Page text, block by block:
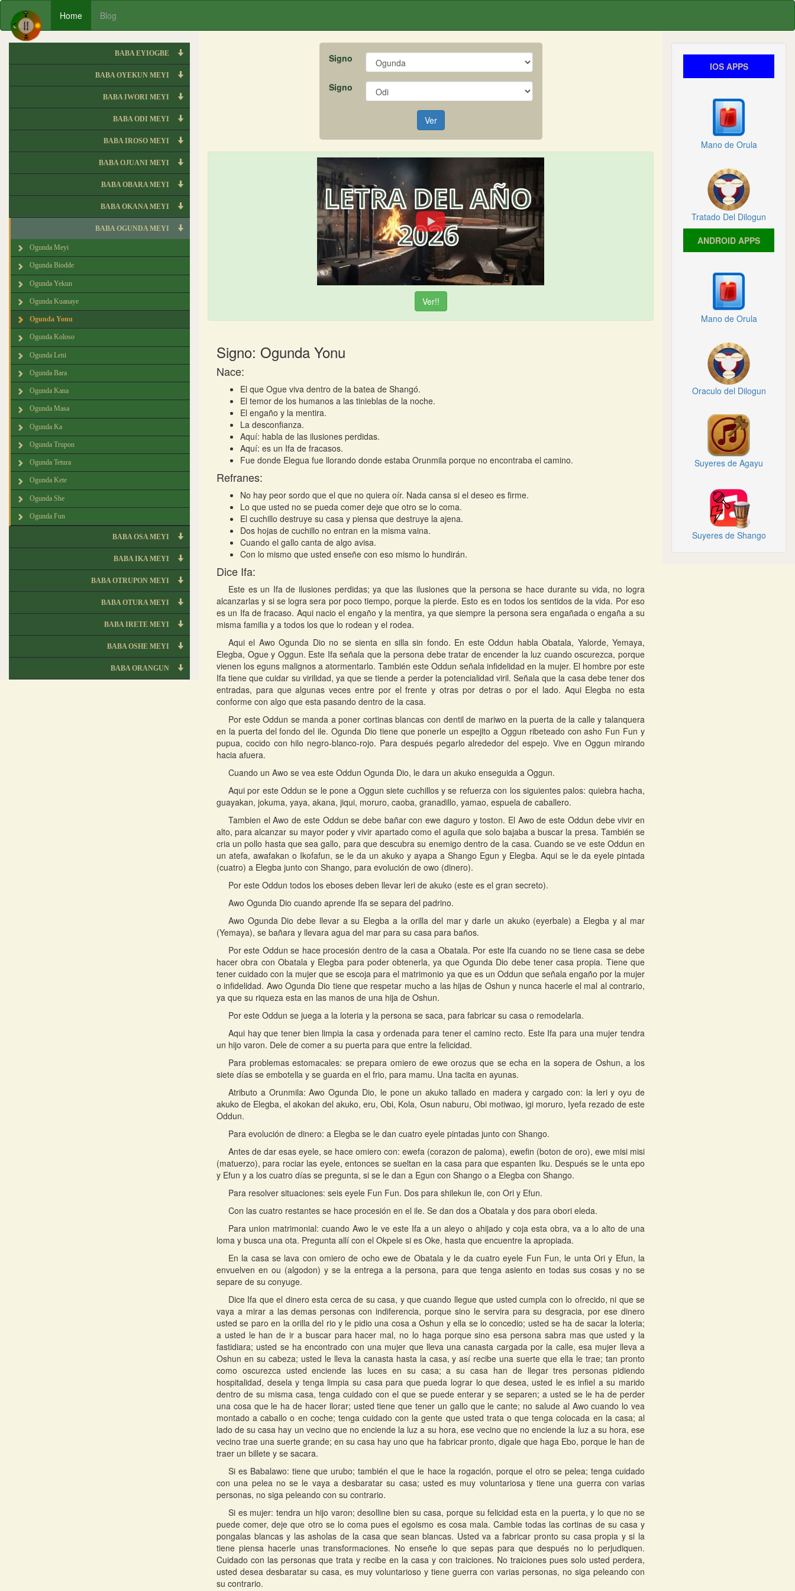
Home Blog
BABA EYIOGBE
BABA OYEKUN MEYI
BABA IWORI MEYI
BABA ODI MEYI
BABA IROSO MEYI
BABA OJUANI MEYI
BABA OBARA MEYI
BABA OKANA MEYI
BABA OGUNDA MEYI
Ogunda Meyi
Ogunda Biodde
Ogunda Yekun
Ogunda Kuanaye
Ogunda Yonu
Ogunda Koloso
Ogunda Leni
Ogunda Bara
Ogunda Kana
Ogunda Masa
Ogunda Ka
Ogunda Trupon
Ogunda Tetura
Ogunda Kete
Ogunda She
Ogunda Fun
BABA OSA MEYI
BABA IKA MEYI
BABA OTRUPON MEYI
BABA OTURA MEYI
BABA IRETE MEYI
BABA OSHE MEYI
BABA ORANGUN
Signo
Signo
Ver
Ver!!
Signo: Ogunda Yonu
Nace:
El que Ogue viva dentro de la batea de Shangó.
El temor de los humanos a las tinieblas de la noche.
El engaño y la mentira.
La desconfianza.
Aquí: habla de las ilusiones perdidas.
Aquí: es un Ifa de fracasos.
Fue donde Elegua fue llorando donde estaba Orunmila porque no encontraba el camino.
Refranes:
No hay peor sordo que el que no quiera oír. Nada cansa si el deseo es firme.
Lo que usted no se pueda comer deje que otro se lo coma.
El cuchillo destruye su casa y piensa que destruye la ajena.
Dos hojas de cuchillo no entran en la misma vaina.
Cuando el gallo canta de algo avisa.
Con lo mismo que usted enseñe con eso mismo lo hundirán.
Dice Ifa:
Este es un Ifa de ilusiones perdidas; ya que las ilusiones que la persona se hace durante su vida, no logra
alcanzarlas y si se logra sera por poco tiempo, porque la pierde. Esto es en todos los sentidos de la vida. Por eso
es un Ifa de fracaso. Aqui nacio el engaño y la mentira, ya que siempre la persona sera engañada o engaña a su
misma familia y a todos los que lo rodean y el rodea.
Aqui el Awo Ogunda Dio no se sienta en silla sin fondo. En este Oddun habla Obatala, Yalorde, Yemaya,
Elegba, Ogue y Oggun. Este Ifa señala que la persona debe tratar de encender la luz cuando oscurezca, porque
vienen los eguns malignos a atormentarlo. También este Oddun señala infidelidad en la mujer. El hombre por este
Ifa tiene que cuidar su virilidad, ya que se tiende a perder la potencialidad viril. Señala que la casa debe tener dos
entradas, para que algunas veces entre por el frente y otras por detras o por el lado. Aqui Elegba no esta
conforme con algo que esta pasando dentro de la casa.
Por este Oddun se manda a poner cortinas blancas con dentil de mariwo en la puerta de la calle y talanquera
en la puerta del fondo del ile. Ogunda Dio tiene que ponerle un espejito a Oggun ribeteado con asho Fun Fun y
pupua, cocido con hilo negro-blanco-rojo. Para después pegarlo alrededor del espejo. Vive en Oggun mirando
hacia afuera.
Cuando un Awo se vea este Oddun Ogunda Dio, le dara un akuko enseguida a Oggun.
Aqui por este Oddun se le pone a Oggun siete cuchillos y se refuerza con los siguientes palos: quiebra hacha,
guayakan, jokuma, yaya, akana, jiqui, moruro, caoba, granadillo, yamao, espuela de caballero.
Tambien el Awo de este Oddun se debe bañar con ewe daguro y toston. El Awo de este Oddun debe vivir en
alto, para alcanzar su mayor poder y vivir apartado como el aguila que solo bajaba a buscar la presa. También se
cria un pollo hasta que sea gallo, para que descubra su enemigo dentro de la casa. Cuando se ve este Oddun en
un atefa, awafakan o Ikofafun, se le da un akuko y ayapa a Shango Egun y Elegba. Aqui se le da eyele pintada
(cuatro) a Elegba junto con Shango, para evolución de owo (dinero).
Por este Oddun todos los eboses deben llevar leri de akuko (este es el gran secreto).
Awo Ogunda Dio cuando aprende Ifa se separa del padrino.
Awo Ogunda Dio debe llevar a su Elegba a la orilla del mar y darle un akuko (eyerbale) a Elegba y al mar
(Yemaya), se bañara y llevara agua del mar para su casa para baños.
Por este Oddun se hace procesión dentro de la casa a Obatala. Por este Ifa cuando no se tiene casa se debe
hacer obra con Obatala y Elegba para poder obtenerla, ya que Ogunda Dio debe tener casa propia. Tiene que
tener cuidado con la mujer que se escoja para el matrimonio ya que es un Oddun que señala engaño por la mujer
o infidelidad. Awo Ogunda Dio tiene que respetar mucho a las hijas de Oshun y nunca hacerle el mal al contrario,
ya que su riqueza esta en las manos de una hija de Oshun.
Por este Oddun se juega a la loteria y la persona se saca, para fabricar su casa o remodelarla.
Aqui hay que tener bien limpia la casa y ordenada para tener el camino recto. Este Ifa para una mujer tendra
un hijo varon. Dele de comer a su puerta para que entre la felicidad.
Para problemas estomacales: se prepara omiero de ewe orozus que se echa en la sopera de Oshun, a los
siete días se embotella y se guarda en el frio, para mamu. Una tacita en ayunas.
Atributo a Orunmila: Awo Ogunda Dio, le pone un akuko tallado en madera y cargado con: la leri y oyu de
akuko de Elegba, el akokan del akuko, eru, Obi, Kola, Osun naburu, Obi motiwao, igi moruro, Iyefa rezado de este
Oddun.
Para evolución de dinero: a Elegba se le dan cuatro eyele pintadas junto con Shango.
Antes de dar esas eyele, se hace omiero con: ewefa (corazon de paloma), ewefin (boton de oro), ewe misi misi
(matuerzo), para rociar las eyele, entonces se sueltan en la casa para que espanten Iku. Después se le unta epo
y Efun y a los cuatro días se pregunta, si se le dan a Egun con Shango o a Elegba con Shango.
Para resolver situaciones: seis eyele Fun Fun. Dos para shilekun ile, con Ori y Efun.
Con las cuatro restantes se hace procesión en el ile. Se dan dos a Obatala y dos para obori eleda.
Para union matrimonial: cuando Awo le ve este Ifa a un aleyo o ahijado y coja esta obra, va a lo alto de una
loma y busca una ota. Pregunta allí con el Okpele si es Oke, hasta que encuentre la apropiada.
En la casa se lava con omiero de ocho ewe de Obatala y le da cuatro eyele Fun Fun, le unta Ori y Efun, la
envuelven en ou (algodon) y se la entrega a la persona, para que tenga asiento en todas sus cosas y no se
separe de su conyuge.
Dice Ifa que el dinero esta cerca de su casa, y que cuando llegue que usted cumpla con lo ofrecido, ni que se
vaya a mirar a las demas personas con indiferencia, porque sino le servira para su desgracia, por ese dinero
usted se paro en la orilla del rio y le pidio una cosa a Oshun y ella se lo concedio; usted se ha de sacar la loteria;
a usted le han de ir a buscar para hacer mal, no lo haga porque sino esa persona sabra mas que usted y la
fastidiara; usted se ha encontrado con una mujer que lleva una canasta cargada por la calle, esa mujer lleva a
Oshun en su cabeza; usted le lleva la canasta hasta la casa, y así recibe una suerte que ella le trae; tan pronto
como oscurezca usted enciende las luces en su casa; a su casa han de llegar tres personas pidiendo
hospitalidad, desela y tenga limpia su casa para que pueda lograr lo que desea, usted le es infiel a su marido
dentro de su misma casa, tenga cuidado con el que se puede enterar y se separen; a usted se le ha de perder
una cosa que le ha de hacer llorar; usted tiene que tener un gallo que le cante; no salude al Awo cuando lo vea
montado a caballo o en coche; tenga cuidado con la gente que usted trata o que tenga colocada en la casa; al
lado de su casa hay un vecino que no enciende la luz a su hora, ese vecino que no enciende la luz a su hora, ese
vecino trae una suerte grande; en su casa hay uno que ha fabricar pronto, digale que haga Ebo, porque le han de
traer un billete y se sacara.
Si es Babalawo: tiene que urubo; también el que le hace la rogación, porque el otro se pelea; tenga cuidado
con una pelea no se le vaya a desbaratar su casa; usted es muy voluntariosa y tiene una guerra con varias
personas, no siga peleando con su contrario.
Si es mujer: tendra un hijo varon; desolline bien su casa, porque su felicidad esta en la puerta, y lo que no se
puede comer, deje que otro se lo coma pues el egoismo es cosa mala. Cambie todas las cortinas de su casa y
pongalas blancas y las asholas de la casa que sean blancas. Usted va a fabricar pronto su casa propia y si la
tiene piensa hacerle unas transformaciones. No enseñe lo que sepas para que después no lo perjudiquen.
Cuidado con las personas que trata y recibe en la casa y con traiciones. No traiciones pues solo usted perdera,
usted desea desbaratar su casa, es muy voluntarioso y tiene guerra con varias personas, no siga peleando con
su contrario.
IOS APPS
Mano de Orula
Tratado Del Dilogun
ANDROID APPS
Mano de Orula
Oraculo del Dilogun
Suyeres de Agayu
Suyeres de Shango